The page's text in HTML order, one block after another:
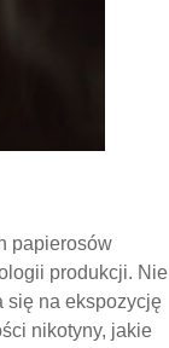
papierosów
produkcji. Nie
się na ekspozycję
nikotyny, jakie